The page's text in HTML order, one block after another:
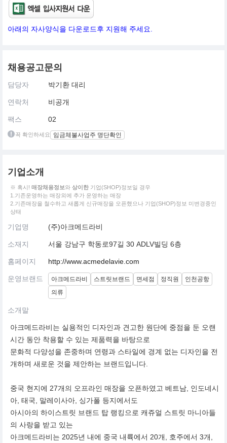
아래의 자사양식을 다운로드후 지원해 주세요.
채용공고문의
담당자 박기환 대리
연락처 비공개
팩스 02
꼭 확인하세요 임금체불사업주 명단확인
기업소개
※ 혹시! 매장채용정보와 상이한 기업(SHOP)정보일 경우
1.기존운영하는 매장외에 추가 운영하는 매장
2.기존매장을 철수하고 새롭게 신규매장을 오픈했으나 기업(SHOP)정보 미변경중인
상태
기업명 (주)아크메드라비
소재지 서울 강남구 학동로97길 30 ADLV빌딩 6층
홈페이지 http://www.acmedelavie.com
운영브랜드 아크메드라비 스트릿브랜드 면세점 정직원
인천공항
의류
소개말
아크메드라비는 실용적인 디자인과 견고한 원단에 중점을 둔 오랜
시간 동안 착용할 수 있는 제품력을 바탕으로
문화적 다양성을 존중하며 연령과 스타일에 경계 없는 디자인을 전
개하며 새로운 것을 제안하는 브랜드입니다.
중국 현지에 27개의 오프라인 매장을 오픈하였고 베트남, 인도네시
아, 태국, 말레이사아, 싱가폴 등지에서도
아시아의 하이스트릿 브랜드 탑 랭킹으로 캐쥬얼 스트릿 마니아들
의 사랑을 받고 있는
아크메드라비는 2025년 내에 중국 내륙에서 20개, 호주에서 3개,